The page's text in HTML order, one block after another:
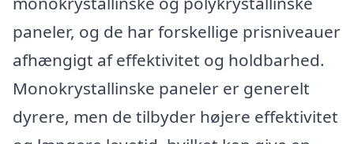
paneler, og de har forskellige prisniveauer
afhængigt af effektivitet og holdbarhed.
Monokrystallinske paneler er generelt
dyrere, men de tilbyder højere effektivitet